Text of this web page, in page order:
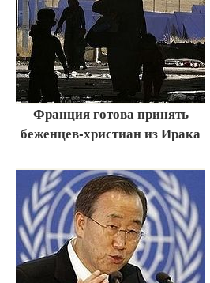
Франция готова принять
беженцев-христиан из Ирака